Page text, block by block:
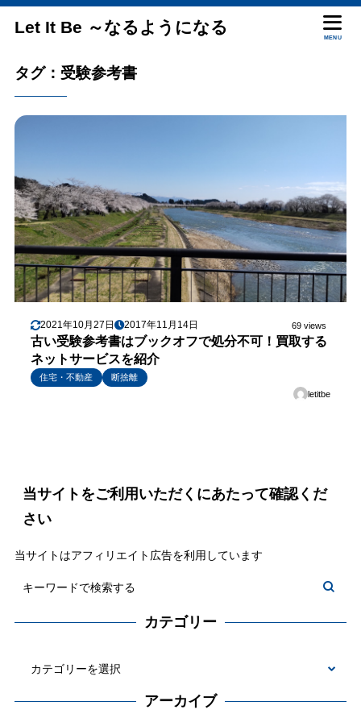
Let It Be ～なるようになる
MENU
タグ：受験参考書
2021年10月27日 2017年11月14日 69 views
古い受験参考書はブックオフで処分不可！買取する
ネットサービスを紹介
住宅・不動産
断捨離
letitbe
当サイトをご利用いただくにあたって確認くだ
さい
当サイトはアフィリエイト広告を利用しています
カテゴリー
アーカイブ